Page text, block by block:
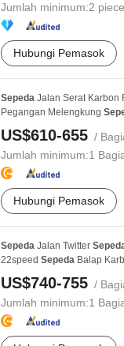
Jumlah minimum:2
Hubungi Pemasok
Sepeda Jalan Serat Karbon
Pegangan Melengkung
US$610-655 /
Jumlah minimum:1
Hubungi Pemasok
Sepeda Jalan Twitter
22speed Sepeda Balap
US$740-755 /
Jumlah minimum:1